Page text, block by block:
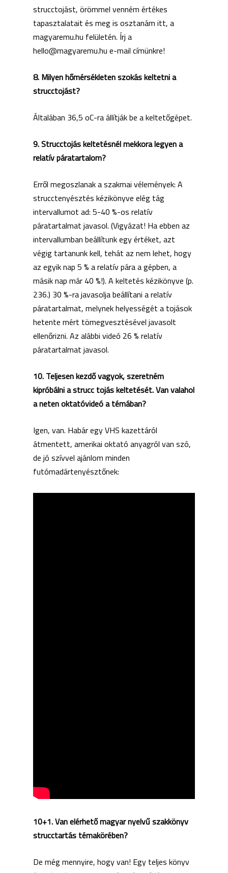
strucctojást, örömmel venném értékes
tapasztalatait és meg is osztanám itt, a
magyaremu.hu felületén. Írj a
hello@magyaremu.hu e-mail címünkre!
8. Milyen hőmérsékleten szokás keltetni a
strucctojást?
Általában 36,5 oC-ra állítják be a keltetőgépet.
9. Strucctojás keltetésnél mekkora legyen a
relatív páratartalom?
Erről megoszlanak a szakmai vélemények: A
strucctenyésztés kézikönyve elég tág
intervallumot ad: 5-40 %-os relatív
páratartalmat javasol. (Vigyázat! Ha ebben az
intervallumban beállítunk egy értéket, azt
végig tartanunk kell, tehát az nem lehet, hogy
az egyik nap 5 % a relatív pára a gépben, a
másik nap már 40 %!). A keltetés kézikönyve (p.
236.) 30 %-ra javasolja beállítani a relatív
páratartalmat, melynek helyességét a tojások
hetente mért tömegvesztésével javasolt
ellenőrizni. Az alábbi videó 26 % relatív
páratartalmat javasol.
10. Teljesen kezdő vagyok, szeretném
kipróbálni a strucc tojás keltetését. Van valahol
a neten oktatóvideó a témában?
Igen, van. Habár egy VHS kazettáról
átmentett, amerikai oktató anyagról van szó,
de jó szívvel ajánlom minden
futómadártenyésztőnek:
10+1. Van elérhető magyar nyelvű szakkönyv
strucctartás témakörében?
De még mennyire, hogy van! Egy teljes könyv